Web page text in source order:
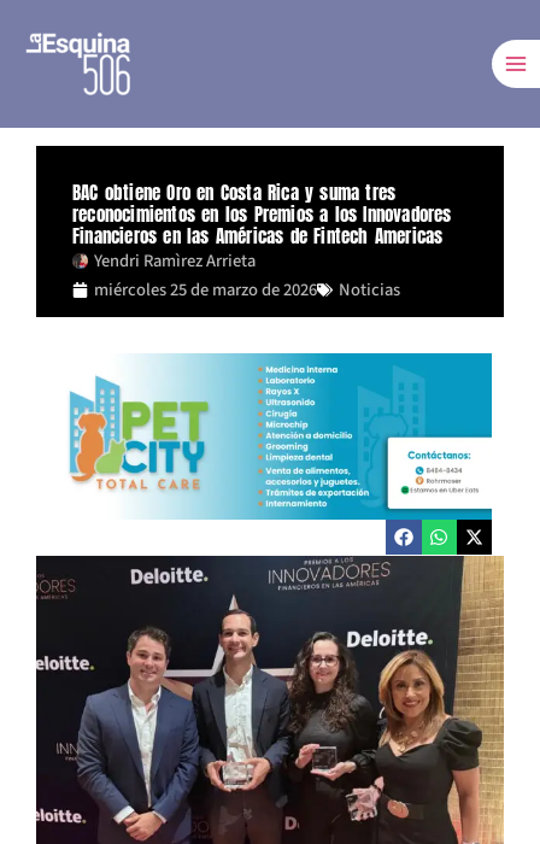
BAC obtiene Oro en Costa Rica y suma tres
reconocimientos en los Premios a los Innovadores
Financieros en las Américas de Fintech Americas
Yendri Ramìrez Arrieta
miércoles 25 de marzo de 2026
Noticias